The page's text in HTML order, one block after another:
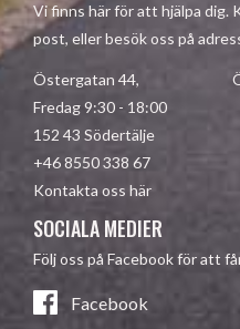
Vi finns här för att hjälpa dig.
post, eller besök oss på
Östergatan 44,
Fredag 9:30 - 18:00
152 43 Södertälje
+46 8550 338
Kontakta oss här
SOCIALA MEDIER
Följ oss på Facebook för att
Facebook